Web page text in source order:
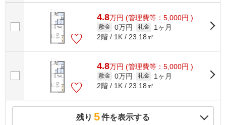
4.8万円 (管理費等：5,000円 )
敷金 0万円 礼金
1ヶ月
2階 / 1K / 23.18㎡
4.8万円 (管理費等：5,000円 )
敷金 0万円 礼金
1ヶ月
2階 / 1K / 23.18㎡
残り 5件を表示する